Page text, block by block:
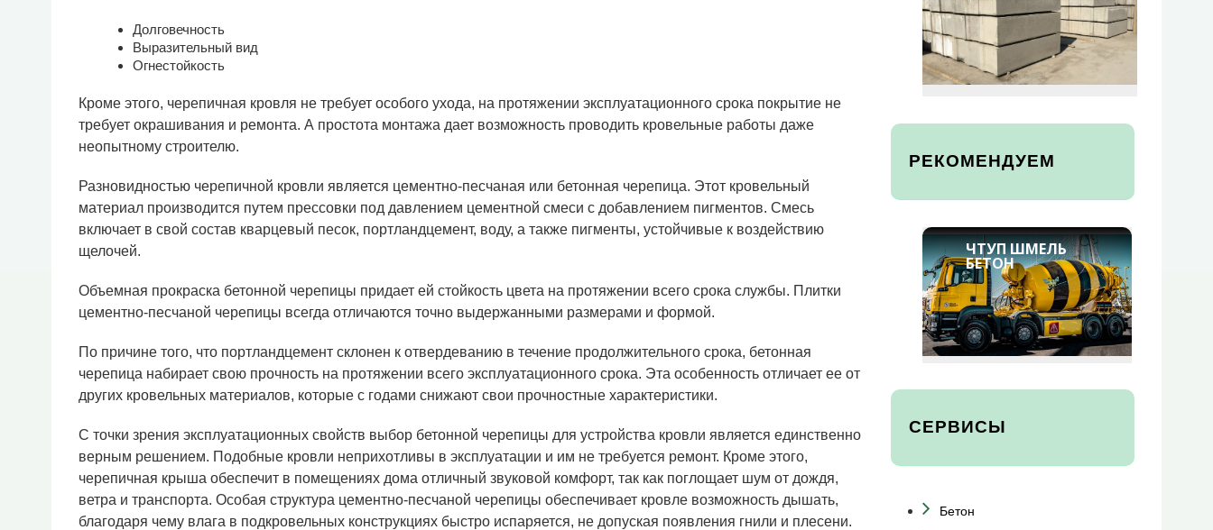
Долговечность
Выразительный вид
Огнестойкость
Кроме этого, черепичная кровля не требует особого ухода, на протяжении эксплуатационного срока покрытие не
требует окрашивания и ремонта. А простота монтажа дает возможность проводить кровельные работы даже
неопытному строителю.
Разновидностью черепичной кровли является цементно-песчаная или бетонная черепица. Этот кровельный
материал производится путем прессовки под давлением цементной смеси с добавлением пигментов. Смесь
включает в свой состав кварцевый песок, портландцемент, воду, а также пигменты, устойчивые к воздействию
щелочей.
Объемная прокраска бетонной черепицы придает ей стойкость цвета на протяжении всего срока службы. Плитки
цементно-песчаной черепицы всегда отличаются точно выдержанными размерами и формой.
По причине того, что портландцемент склонен к отвердеванию в течение продолжительного срока, бетонная
черепица набирает свою прочность на протяжении всего эксплуатационного срока. Эта особенность отличает ее от
других кровельных материалов, которые с годами снижают свои прочностные характеристики.
С точки зрения эксплуатационных свойств выбор бетонной черепицы для устройства кровли является единственно
верным решением. Подобные кровли неприхотливы в эксплуатации и им не требуется ремонт. Кроме этого,
черепичная крыша обеспечит в помещениях дома отличный звуковой комфорт, так как поглощает шум от дождя,
ветра и транспорта. Особая структура цементно-песчаной черепицы обеспечивает кровле возможность дышать,
благодаря чему влага в подкровельных конструкциях быстро испаряется, не допуская появления гнили и плесени.
РЕКОМЕНДУЕМ
ЧТУП ШМЕЛЬ
БЕТОН
СЕРВИСЫ
Бетон